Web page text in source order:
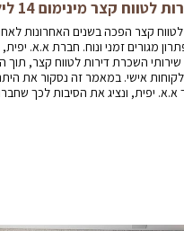
קצר מינימום 14 לילות – א.א. יפית
קצר הפכה בשנים האחרונות לאחת
מגורים זמני ונוח. חברת א.א. יפית,
השכרת דירות לטווח קצר, תוך
אישי. במאמר זה נסקור את
יפית, ונציג את הסיבות לכך שחברה